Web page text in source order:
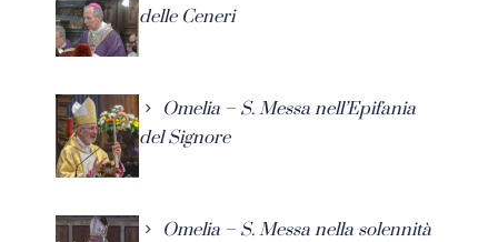
delle Ceneri
Omelia – S. Messa nell’Epifania
del Signore
Omelia – S. Messa nella solennità